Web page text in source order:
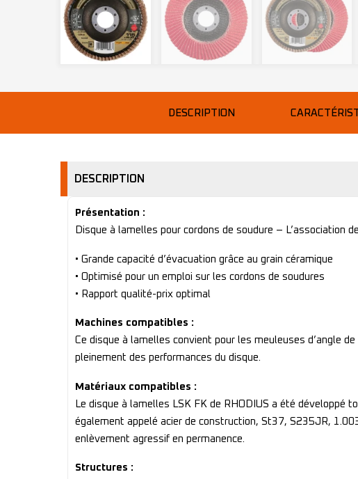
DESCRIPTION
DESCRIPTION
Présentation :
Disque à lamelles pour cordons de soudure – L’association
• Grande capacité d’évacuation grâce au grain céramique
• Optimisé pour un emploi sur les cordons de soudures
• Rapport qualité-prix optimal
Machines compatibles :
Ce disque à lamelles convient pour les meuleuses d’angle
pleinement des performances du disque.
Matériaux compatibles :
Le disque à lamelles LSK FK de RHODIUS a été développé
également appelé acier de construction, St37, S235JR,
enlèvement agressif en permanence.
Structures :